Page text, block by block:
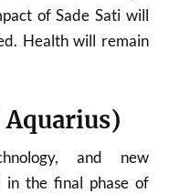
of Sade Sati will
Health will remain
and new
the final phase of